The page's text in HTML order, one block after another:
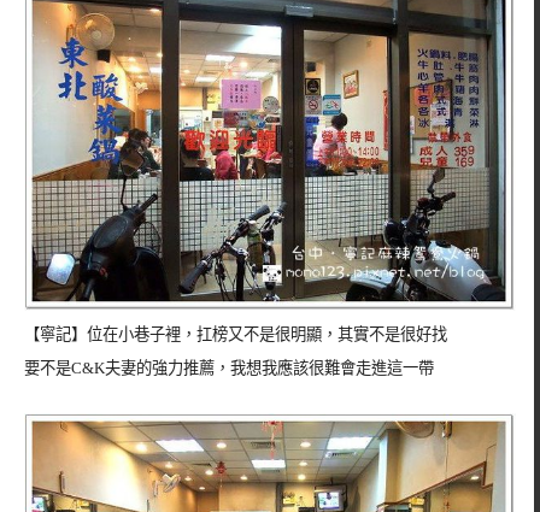
【寧記】位在小巷子裡，扛榜又不是很明顯，其實不是很好找
要不是C&K夫妻的強力推薦，我想我應該很難會走進這一帶